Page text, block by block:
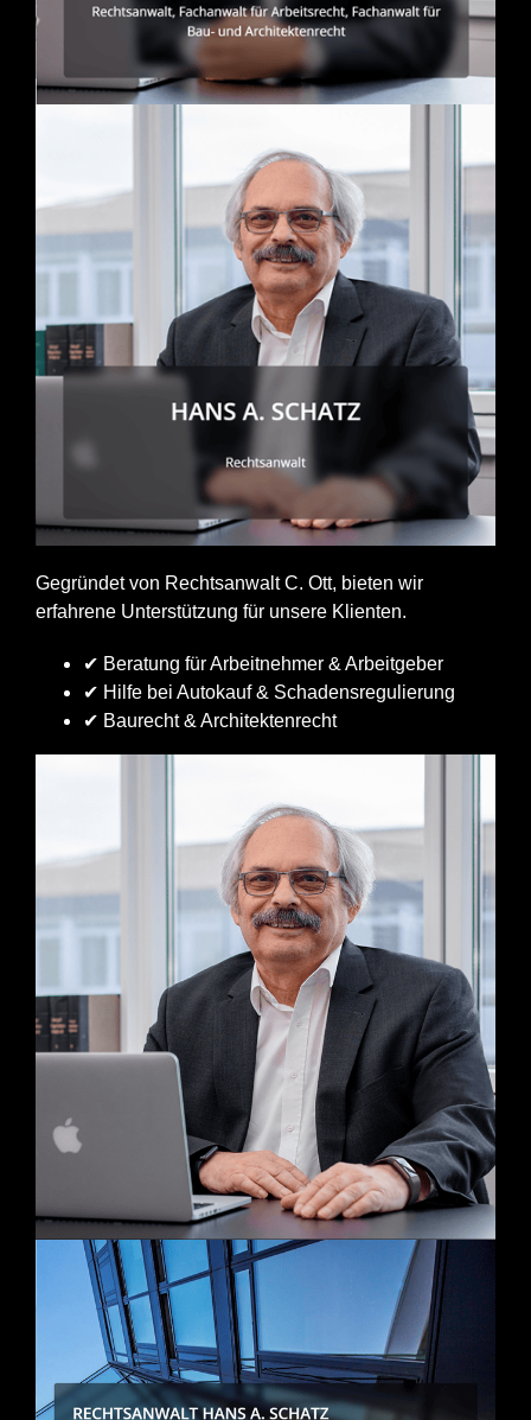
Gegründet von Rechtsanwalt C. Ott, bieten wir
erfahrene Unterstützung für unsere Klienten.
✔ Beratung für Arbeitnehmer & Arbeitgeber
✔ Hilfe bei Autokauf & Schadensregulierung
✔ Baurecht & Architektenrecht